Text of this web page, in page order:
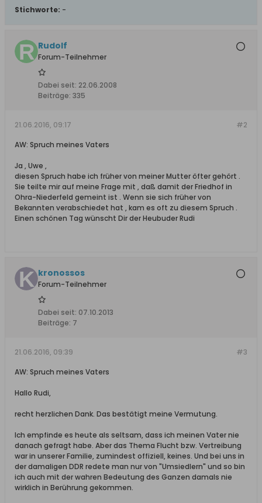
Stichworte: -
Rudolf
Forum-Teilnehmer
Dabei seit: 22.06.2008
Beiträge: 335
#2
21.06.2016, 09:17
AW: Spruch meines Vaters
Ja , Uwe ,
diesen Spruch habe ich früher von meiner Mutter öfter gehört .
Sie teilte mir auf meine Frage mit , daß damit der Friedhof in
Ohra-Niederfeld gemeint ist . Wenn sie sich früher von
Bekannten verabschiedet hat , kam es oft zu diesem Spruch .
Einen schönen Tag wünscht Dir der Heubuder Rudi
kronossos
Forum-Teilnehmer
Dabei seit: 07.10.2013
Beiträge: 7
#3
21.06.2016, 09:39
AW: Spruch meines Vaters
Hallo Rudi,
recht herzlichen Dank. Das bestätigt meine Vermutung.
Ich empfinde es heute als seltsam, dass ich meinen Vater nie
danach gefragt habe. Aber das Thema Flucht bzw. Vertreibung
war in unserer Familie, zumindest offiziell, keines. Und bei uns in
der damaligen DDR redete man nur von "Umsiedlern" und so bin
ich auch mit der wahren Bedeutung des Ganzen damals nie
wirklich in Berührung gekommen.